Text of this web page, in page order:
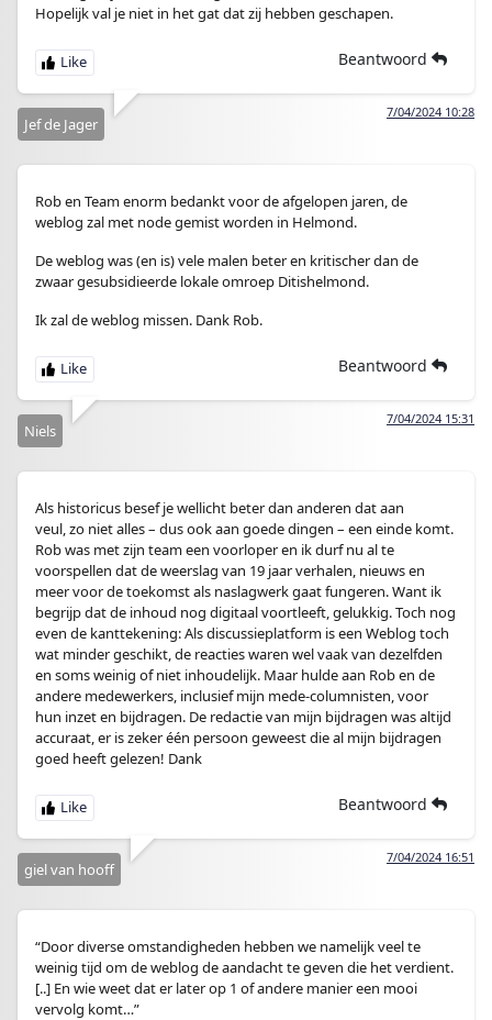
Hopelijk val je niet in het gat dat zij hebben geschapen.
Beantwoord
7/04/2024 10:28
Jef de Jager
Rob en Team enorm bedankt voor de afgelopen jaren, de
weblog zal met node gemist worden in Helmond.
De weblog was (en is) vele malen beter en kritischer dan de
zwaar gesubsidieerde lokale omroep Ditishelmond.
Ik zal de weblog missen. Dank Rob.
Beantwoord
7/04/2024 15:31
Niels
Als historicus besef je wellicht beter dan anderen dat aan
veul, zo niet alles – dus ook aan goede dingen – een einde komt.
Rob was met zijn team een voorloper en ik durf nu al te
voorspellen dat de weerslag van 19 jaar verhalen, nieuws en
meer voor de toekomst als naslagwerk gaat fungeren. Want ik
begrijp dat de inhoud nog digitaal voortleeft, gelukkig. Toch nog
even de kanttekening: Als discussieplatform is een Weblog toch
wat minder geschikt, de reacties waren wel vaak van dezelfden
en soms weinig of niet inhoudelijk. Maar hulde aan Rob en de
andere medewerkers, inclusief mijn mede-columnisten, voor
hun inzet en bijdragen. De redactie van mijn bijdragen was altijd
accuraat, er is zeker één persoon geweest die al mijn bijdragen
goed heeft gelezen! Dank
Beantwoord
7/04/2024 16:51
giel van hooff
“Door diverse omstandigheden hebben we namelijk veel te
weinig tijd om de weblog de aandacht te geven die het verdient.
[..] En wie weet dat er later op 1 of andere manier een mooi
vervolg komt…”